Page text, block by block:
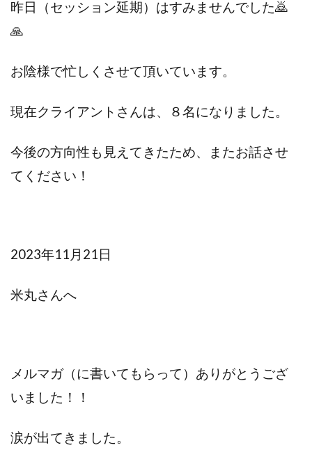
昨日（セッション延期）はすみませんでした🙇
🙏
お陰様で忙しくさせて頂いています。
現在クライアントさんは、８名になりました。
今後の方向性も見えてきたため、またお話させ
てください！
2023年11月21日
米丸さんへ
メルマガ（に書いてもらって）ありがとうござ
いました！！
涙が出てきました。